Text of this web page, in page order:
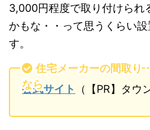
3,000円程度で取り付けられ
かもな・・って思うくらい
す。
住宅メーカーの間取り
なら
公式サイト （【PR】タウ